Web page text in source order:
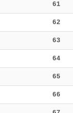
61
62
63
64
65
66